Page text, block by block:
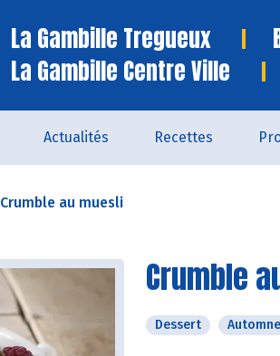
La Gambille Tregueux
La Gambille Centre Ville
Actualités Recettes
Crumble au muesli
Crumble
Dessert Automne